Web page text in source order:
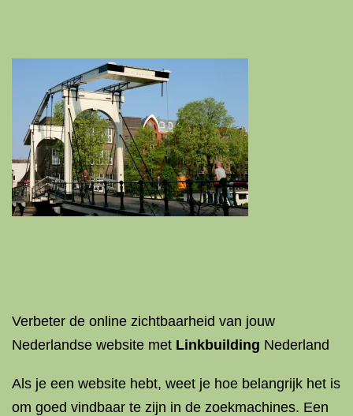
Verbeter de online zichtbaarheid van jouw
Nederlandse website met Linkbuilding Nederland
Als je een website hebt, weet je hoe belangrijk het is
om goed vindbaar te zijn in de zoekmachines. Een